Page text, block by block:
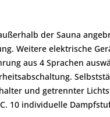
der Sauna
Weitere elektrische
aus 4 Sprachen
und getrennter
10 individuelle